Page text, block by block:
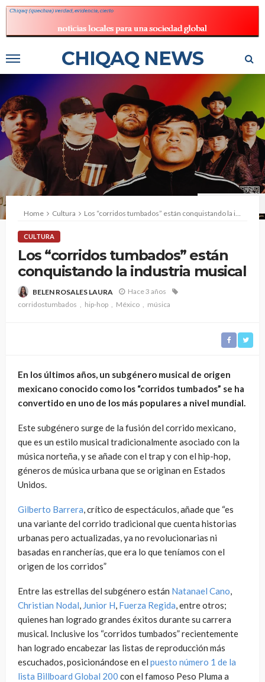
CHIQAQ NEWS
Home
Cultura Los “corridos tumbados” están conquistando la industria musical
CULTURA
Los “corridos tumbados” están
conquistando la industria musical
BELEN ROSALES LAURA
Hace 3 años
corridostumbados
hip-hop México música
En los últimos años, un subgénero musical de origen
mexicano conocido como los “corridos tumbados” se ha
convertido en uno de los más populares a nivel mundial.
Este subgénero surge de la fusión del corrido mexicano,
que es un estilo musical tradicionalmente asociado con la
música norteña, y se añade con el trap y con el hip-hop,
géneros de música urbana que se originan en Estados
Unidos.
Gilberto Barrera, crítico de espectáculos, añade que “es
una variante del corrido tradicional que cuenta historias
urbanas pero actualizadas, ya no revolucionarias ni
basadas en rancherías, que era lo que teníamos con el
origen de los corridos”
Entre las estrellas del subgénero están Natanael Cano,
Christian Nodal, Junior H, Fuerza Regida, entre otros;
quienes han logrado grandes éxitos durante su carrera
musical. Inclusive los “corridos tumbados” recientemente
han logrado encabezar las listas de reproducción más
escuchados, posicionándose en el puesto número 1 de la
lista Billboard Global 200 con el famoso Peso Pluma a